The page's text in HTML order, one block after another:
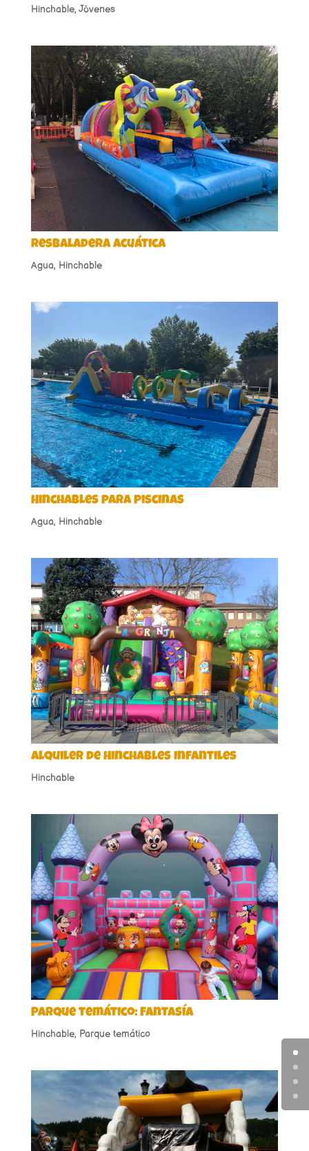
Hinchable, Jóvenes
Resbaladera acuática
Agua, Hinchable
Hinchables para piscinas
Agua, Hinchable
Alquiler de Hinchables Infantiles
Hinchable
Parque temático: Fantasía
Hinchable, Parque temático